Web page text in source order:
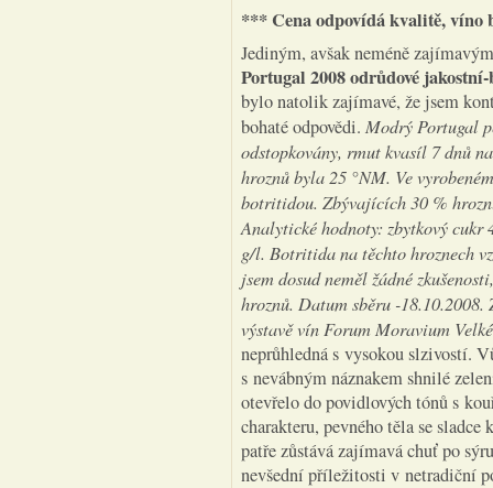
*** Cena odpovídá kvalitě, víno
Jediným, avšak neméně
Portugal 2008 odrůdové
bylo natolik zajímavé, že jsem
bohaté odpovědi. Modrý Portugal
odstopkovány, rmut kvasíl 7 dnů
hroznů byla 25 °NM. Ve
botritidou. Zbývajících 30 %
Analytické hodnoty: zbytkový cukr
g/l. Botritida na těchto hroznech
jsem dosud neměl žádné
hroznů. Datum sběru -
výstavě vín Forum Moravium
neprůhledná s vysokou slzivostí.
s nevábným náznakem shnilé
otevřelo do povidlových tónů s
charakteru, pevného těla se
patře zůstává zajímavá chuť po
nevšední příležitosti v netradiční